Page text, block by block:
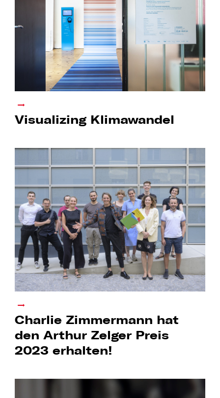
Visualizing Klimawandel
Charlie Zimmermann hat
den Arthur Zelger Preis
2023 erhalten!